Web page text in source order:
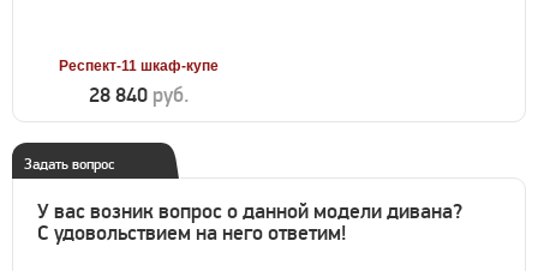
Респект-11 шкаф-купе
28 840 руб.
Задать вопрос
У вас возник вопрос о данной модели дивана?
С удовольствием на него ответим!